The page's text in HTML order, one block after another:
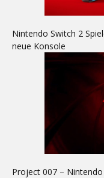
Nintendo Switch 2
neue Konsole
Project 007 –